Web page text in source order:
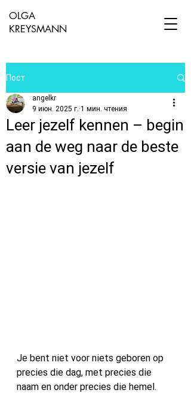
OLGA
KREYSMANN
Пост
Leer jezelf kennen – begin
aan de weg naar de beste
versie van jezelf
angelkr
9 июн. 2025 г. 1 мин. чтения
Je bent niet voor niets geboren op
precies die dag, met precies die
naam en onder precies die hemel.